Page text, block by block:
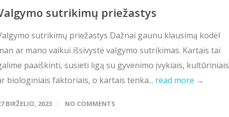
sutrikimų priežastys
sutrikimų priežastys Dažnai gaunu klausimą kodėl
ar mano vaikui išsivystė valgymo sutrikimas. Kartais tai
paaiškinti, susieti ligą su gyvenimo įvykiais, kultūriniais
biologiniais faktoriais, o kartais tenka... read more →
BIRŽELIO, 2023 NO COMMENTS